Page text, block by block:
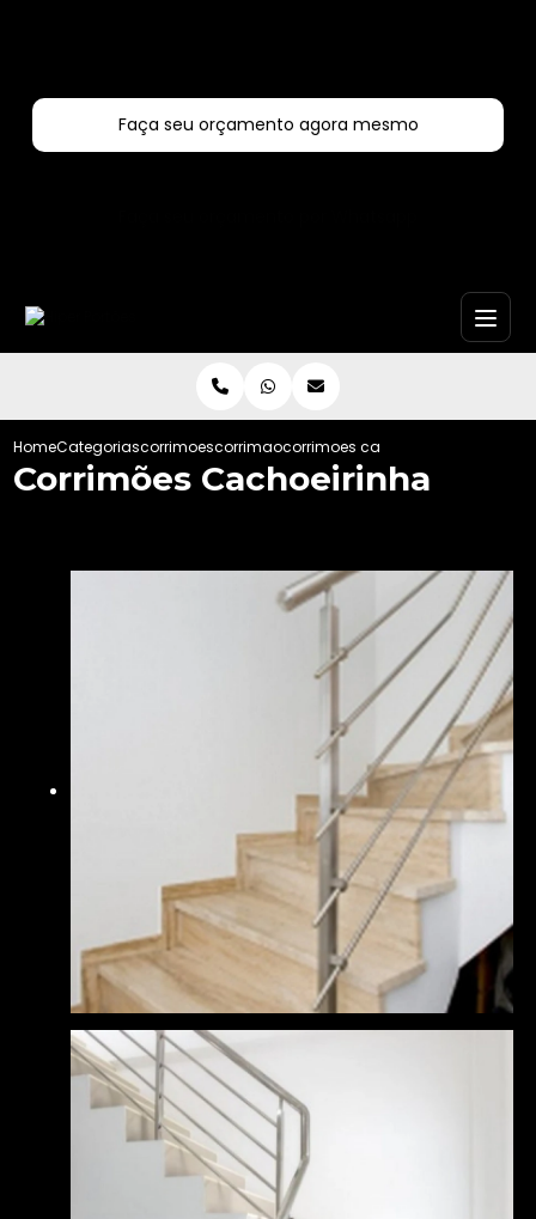
Faça seu orçamento agora mesmo
HomeCategoriascorrimoescorrimaocorrimoes cachoeirinha
Corrimões Cachoeirinha